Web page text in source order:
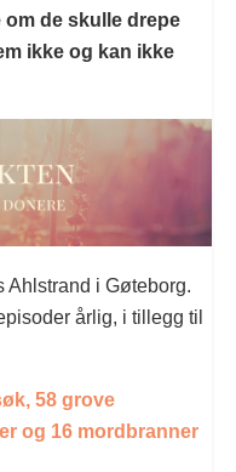
om de skulle drepe
ikke og kan ikke
Ahlstrand i Gøteborg.
årlig, i tillegg til
58 grove
og 16 mordbranner